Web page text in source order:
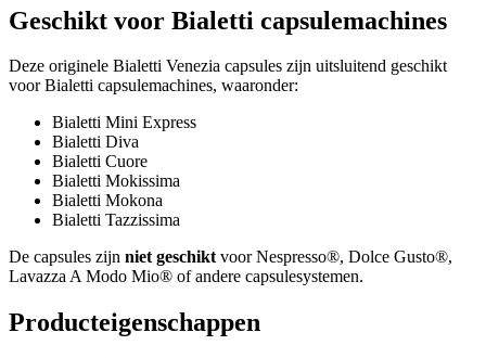
Geschikt voor Bialetti capsulemachines
Deze originele Bialetti Venezia capsules zijn uitsluitend geschikt
voor Bialetti capsulemachines, waaronder:
Bialetti Mini Express
Bialetti Diva
Bialetti Cuore
Bialetti Mokissima
Bialetti Mokona
Bialetti Tazzissima
De capsules zijn niet geschiktvoor Nespresso®, Dolce Gusto®,
Lavazza A Modo Mio® of andere capsulesystemen.
Producteigenschappen